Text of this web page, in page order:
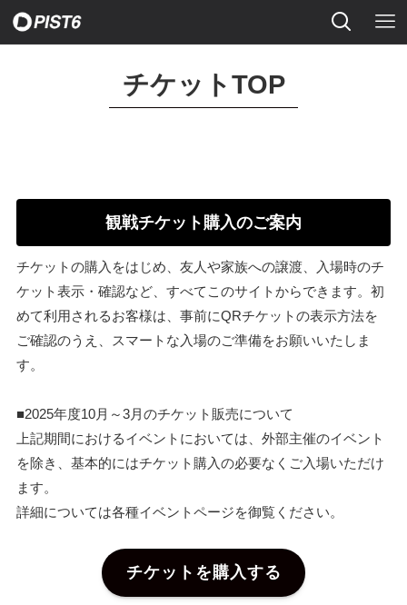
チケットTOP
観戦チケット購入のご案内
チケットの購入をはじめ、友人や家族への譲渡、入場時のチ
ケット表示・確認など、すべてこのサイトからできます。初
めて利用されるお客様は、事前にQRチケットの表示方法を
ご確認のうえ、スマートな入場のご準備をお願いいたしま
す。
■2025年度10月～3月のチケット販売について
上記期間におけるイベントにおいては、外部主催のイベント
を除き、基本的にはチケット購入の必要なくご入場いただけ
ます。
詳細については各種イベントページを御覧ください。
チケットを購入する